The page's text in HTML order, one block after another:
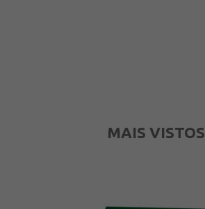
MAIS VISTOS